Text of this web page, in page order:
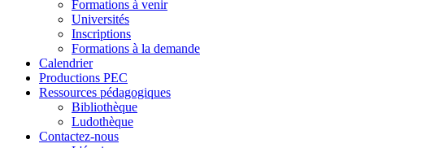
Formations à venir
Universités
Inscriptions
Formations à la demande
Calendrier
Productions PEC
Ressources pédagogiques
Bibliothèque
Ludothèque
Contactez-nous